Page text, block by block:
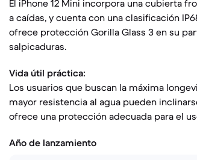
El iPhone 12 Mini incorpora una cubierta
a caídas, y cuenta con una clasificación
ofrece protección Gorilla Glass 3 en su
salpicaduras.
Vida útil práctica:
Los usuarios que buscan la máxima
mayor resistencia al agua pueden
ofrece una protección adecuada para el
Año de lanzamiento